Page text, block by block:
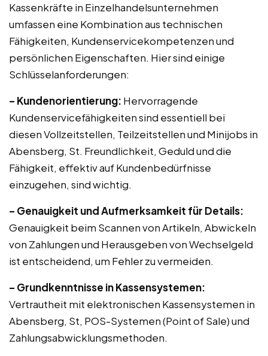
Kassenkräfte in Einzelhandelsunternehmen
umfassen eine Kombination aus technischen
Fähigkeiten, Kundenservicekompetenzen und
persönlichen Eigenschaften. Hier sind einige
Schlüsselanforderungen:
– Kundenorientierung: Hervorragende
Kundenservicefähigkeiten sind essentiell bei
diesen Vollzeitstellen, Teilzeitstellen und Minijobs in
Abensberg, St. Freundlichkeit, Geduld und die
Fähigkeit, effektiv auf Kundenbedürfnisse
einzugehen, sind wichtig.
– Genauigkeit und Aufmerksamkeit für Details:
Genauigkeit beim Scannen von Artikeln, Abwickeln
von Zahlungen und Herausgeben von Wechselgeld
ist entscheidend, um Fehler zu vermeiden.
– Grundkenntnisse in Kassensystemen:
Vertrautheit mit elektronischen Kassensystemen in
Abensberg, St, POS-Systemen (Point of Sale) und
Zahlungsabwicklungsmethoden.